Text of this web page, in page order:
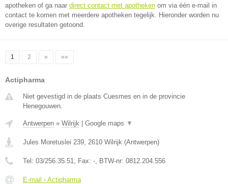
apotheken of ga naar direct contact met apotheken om via één e-mail in
contact te komen met meerdere apotheken tegelijk. Hieronder worden nu
overige resultaten getoond.
1 2 » »»
Actipharma
Niet gevestigd in de plaats Cuesmes en in de provincie
Henegouwen.
Antwerpen » Wilrijk Google maps ▼
Jules Moretuslei 239, 2610 Wilrijk (Antwerpen)
Tel: 03/256.35.51, Fax: -, BTW-nr: 0812.204.556
E-mail › Actipharma